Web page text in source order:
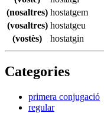
(nosaltres) hostatgem
(vosaltres) hostatgeu
(vostès)
hostatgin
Categories
primera conjugació
regular